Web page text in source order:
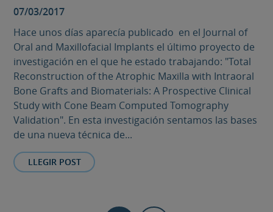
07/03/2017
Hace unos días aparecía publicado en el Journal of
Oral and Maxillofacial Implants el último proyecto de
investigación en el que he estado trabajando: "Total
Reconstruction of the Atrophic Maxilla with Intraoral
Bone Grafts and Biomaterials: A Prospective Clinical
Study with Cone Beam Computed Tomography
Validation". En esta investigación sentamos las bases
de una nueva técnica de...
LLEGIR POST